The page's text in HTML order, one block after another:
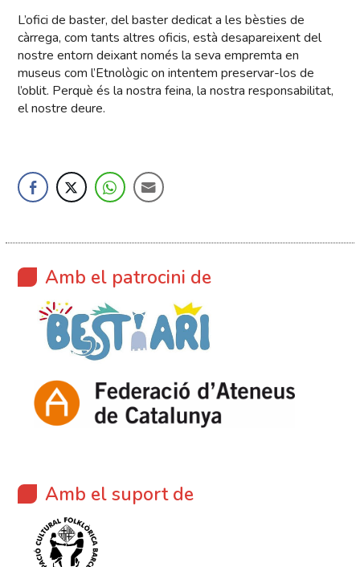
L’ofici de baster, del baster dedicat a les bèsties de
càrrega, com tants altres oficis, està desapareixent del
nostre entorn deixant només la seva empremta en
museus com l’Etnològic on intentem preservar-los de
l’oblit. Perquè és la nostra feina, la nostra responsabilitat,
el nostre deure.
Amb el patrocini de
Amb el suport de